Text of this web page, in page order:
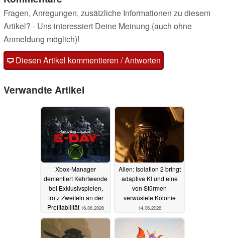
Fragen, Anregungen, zusätzliche Informationen zu diesem
Artikel? - Uns interessiert Deine Meinung (auch ohne
Anmeldung möglich)!
Diesen Artikel kommentieren / Antworten
Verwandte Artikel
Xbox-Manager
dementiert Kehrtwende
bei Exklusivspielen,
trotz Zweifeln an der
Profitabilität 16.06.2026
Alien: Isolation 2 bringt
adaptive KI und eine
von Stürmen
verwüstete Kolonie
14.06.2026